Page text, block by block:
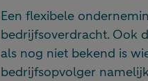
Een flexibele
bedrijfsoverdracht. Ook
als nog niet bekend is
bedrijfsopvolger